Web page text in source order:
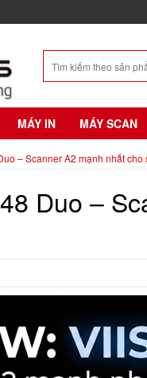
MÁY IN MÁY SCAN
– Scanner A2 mạnh nhất cho
Duo –